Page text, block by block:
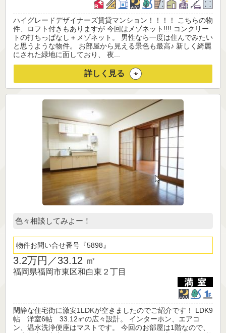
ハイグレードデザイナーズ賃貸マンション！！！！ こちらの物
件、ロフト付きもありますが 今回はメゾネット!!!! コンクリー
トの打ちっぱなし＋メゾネット。 男性なら一度は住んでみたい
と思うような物件。 お部屋から見える景色も最高♪ 新しく綺麗
にされた緑地に面しており、 夜...
詳しく見る
色々相談してみよー！
物件お問い合せ番号 5898
3.2万円／33.12 ㎡
福岡県福岡市東区和白東２丁目
閑静な住宅街に激安1LDKが空きましたのでご紹介です！ LDK9
帖 洋室6帖 33.12㎡の広々設計。 インターホン、エアコ
ン、温水洗浄便座はマストです。 今回のお部屋は1階なので、